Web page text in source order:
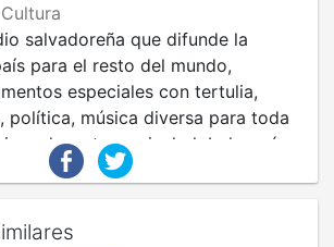
salvadoreña que difunde la
para el resto del mundo,
especiales con tertulia,
política, música diversa para toda
relevantes a nivel global y más.